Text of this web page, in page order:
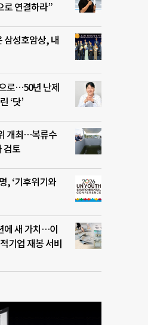
로 연결하라”
삼성호암상, 내
로…50년 난제
‘닷’
개최…복류수
검토
, ‘기후위기와
에 새 가치…이
기업 재봉 서비